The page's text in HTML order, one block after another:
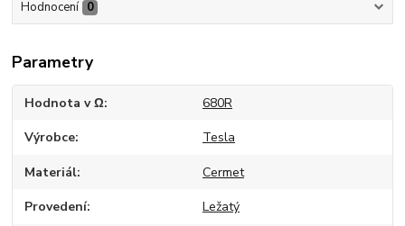
Hodnocení 0
Parametry
Hodnota v Ω 680R
Výrobce Tesla
Materiál Cermet
Provedení Ležatý